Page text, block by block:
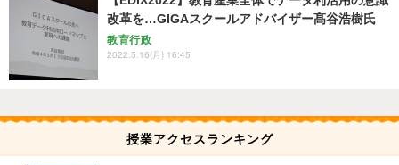
改革を…GIGAスクールアドバイザー髙谷浩樹氏
教育行政
2022.5.16(月) 16:45
授業アクセスランキング